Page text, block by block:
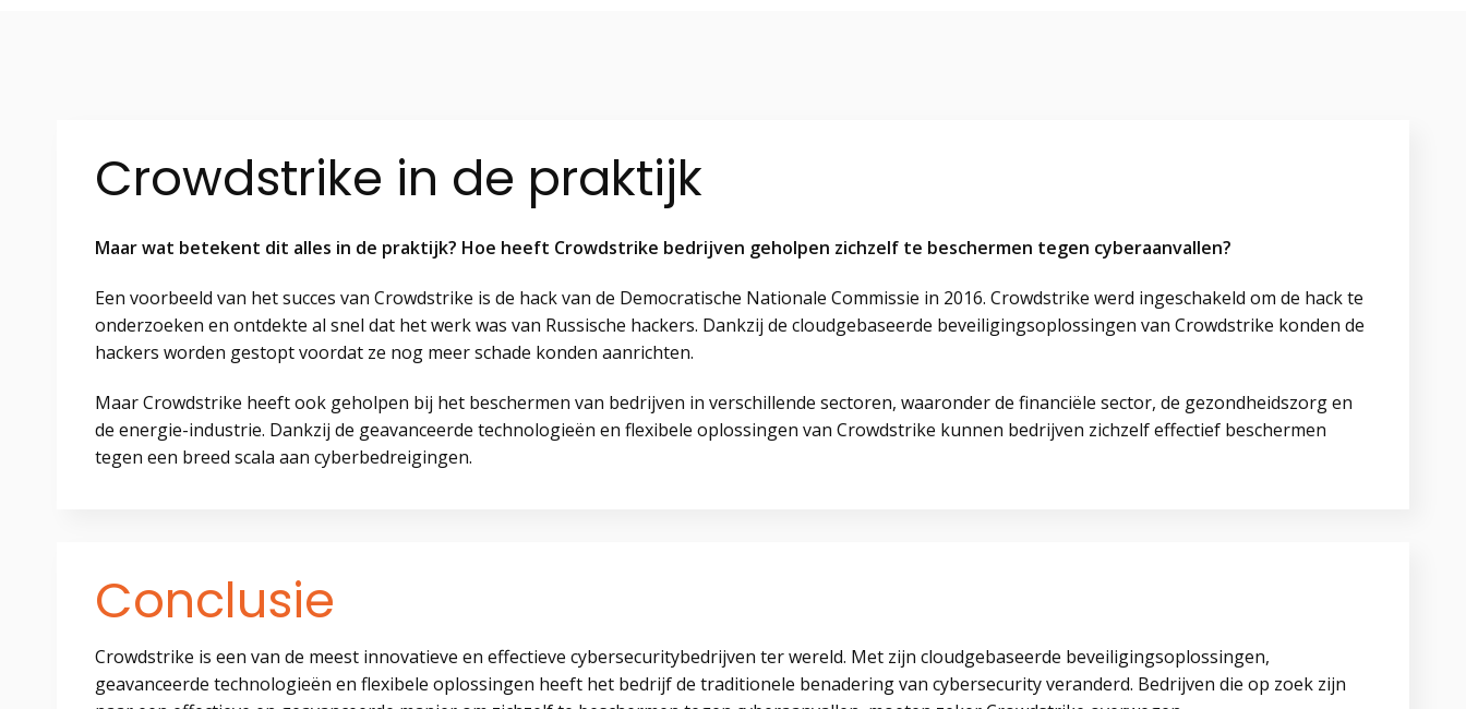
Crowdstrike in de praktijk
Maar wat betekent dit alles in de praktijk? Hoe heeft Crowdstrike bedrijven geholpen zichzelf te beschermen tegen cyberaanvallen?
Een voorbeeld van het succes van Crowdstrike is de hack van de Democratische Nationale Commissie in 2016. Crowdstrike werd ingeschakeld om de hack te
onderzoeken en ontdekte al snel dat het werk was van Russische hackers. Dankzij de cloudgebaseerde beveiligingsoplossingen van Crowdstrike konden de
hackers worden gestopt voordat ze nog meer schade konden aanrichten.
Maar Crowdstrike heeft ook geholpen bij het beschermen van bedrijven in verschillende sectoren, waaronder de financiële sector, de gezondheidszorg en
de energie-industrie. Dankzij de geavanceerde technologieën en flexibele oplossingen van Crowdstrike kunnen bedrijven zichzelf effectief beschermen
tegen een breed scala aan cyberbedreigingen.
Conclusie
Crowdstrike is een van de meest innovatieve en effectieve cybersecuritybedrijven ter wereld. Met zijn cloudgebaseerde beveiligingsoplossingen,
geavanceerde technologieën en flexibele oplossingen heeft het bedrijf de traditionele benadering van cybersecurity veranderd. Bedrijven die op zoek zijn